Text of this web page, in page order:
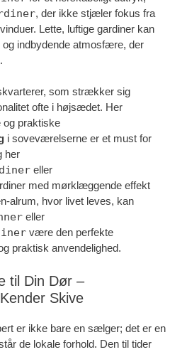
, der ikke stjæler fokus fra
Lette, luftige gardiner kan
indbydende atmosfære, der
som strækker sig
ofte i højsædet. Her
praktiske
i soveværelserne er et must for
her
eller
med mørklæggende effekt
alrum, hvor livet leves, kan
eller
være den perfekte
praktisk anvendelighed.
til Din Dør –
Skive
er ikke bare en sælger; det er en
de lokale forhold. Den til tider